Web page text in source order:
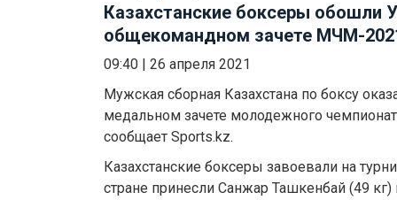
Казахстанские боксеры обошли
общекомандном зачете МЧМ-
09:40
26 апреля 2021
Мужская сборная Казахстана по боксу
медальном зачете молодежного
сообщает Sports.kz.
Казахстанские боксеры завоевали на
стране принесли Санжар Ташкенбай (49